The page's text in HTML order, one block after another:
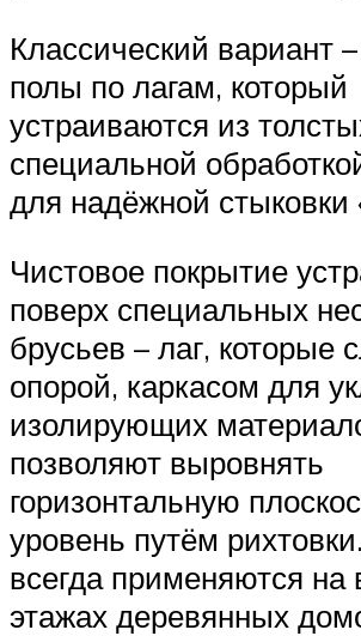
Классический вариант
полы по лагам, который
устраиваются из
специальной
для надёжной стыковки
Чистовое покрытие
поверх специальных
брусьев – лаг, которые
опорой, каркасом для
изолирующих
позволяют выровнять
горизонтальную
уровень путём
всегда применяются на
этажах деревянных